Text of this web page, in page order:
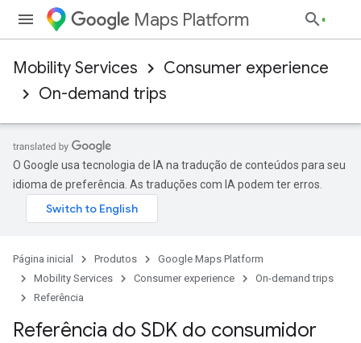
Maps Platform
Mobility Services
Consumer experience
On-demand trips
O Google usa tecnologia de IA na tradução de conteúdos para seu
idioma de preferência. As traduções com IA podem ter erros.
Página inicial Produtos
Google Maps Platform
Mobility Services
Consumer experience
On-demand trips
Referência
Referência do SDK do consumidor